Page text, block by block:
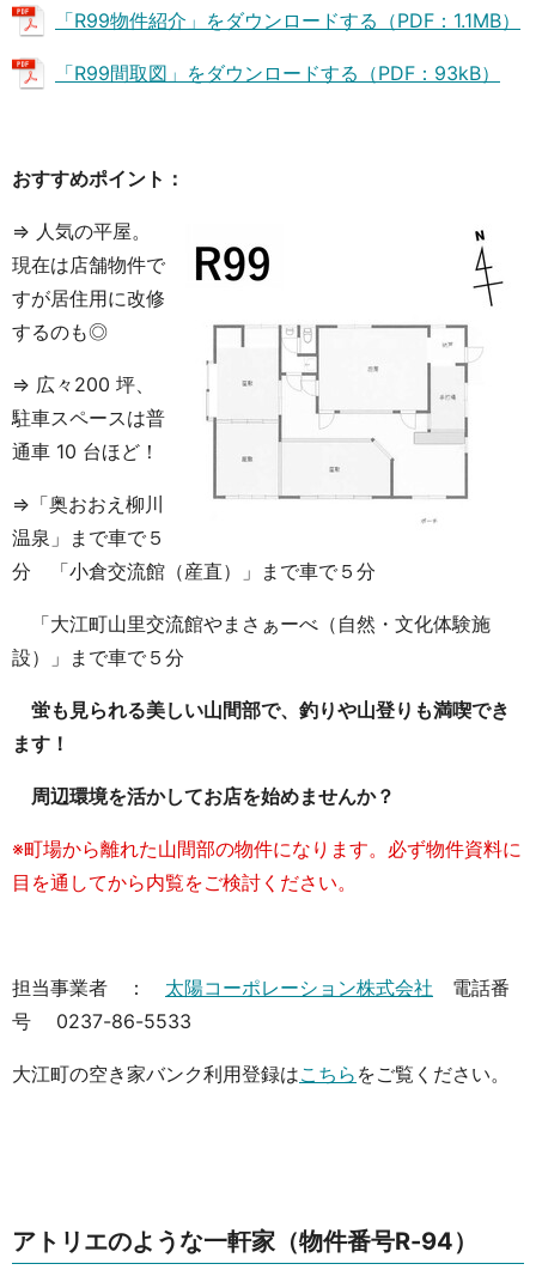
「R99物件紹介」をダウンロードする（PDF：1.1MB）
「R99間取図」をダウンロードする（PDF：93kB）
おすすめポイント：
⇒ 人気の平屋。
現在は店舗物件で
すが居住用に改修
するのも◎
⇒ 広々200 坪、
駐車スペースは普
通車 10 台ほど！
⇒「奥おおえ柳川
温泉」まで車で５
分 「小倉交流館（産直）」まで車で５分
「大江町山里交流館やまさぁーべ（自然・文化体験施
設）」まで車で５分
蛍も見られる美しい山間部で、釣りや山登りも満喫でき
ます！
周辺環境を活かしてお店を始めませんか？
※町場から離れた山間部の物件になります。必ず物件資料に
目を通してから内覧をご検討ください。
担当事業者 ： 太陽コーポレーション株式会社 電話番
号 0237-86-5533
大江町の空き家バンク利用登録はこちら をご覧ください。
アトリエのような一軒家（物件番号R-94）